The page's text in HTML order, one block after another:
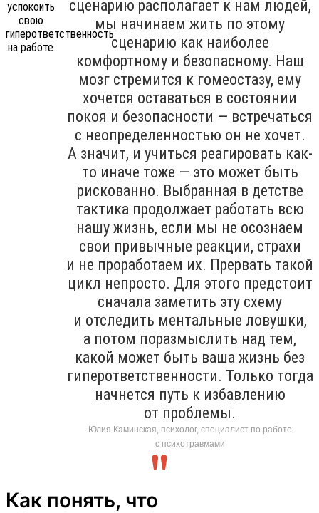
сценарию располагает к нам людей,
мы начинаем жить по этому
сценарию как наиболее
комфортному и безопасному. Наш
мозг стремится к гомеостазу, ему
хочется оставаться в состоянии
покоя и безопасности — встречаться
с неопределенностью он не хочет.
А значит, и учиться реагировать как-
то иначе тоже — это может быть
рискованно. Выбранная в детстве
тактика продолжает работать всю
нашу жизнь, если мы не осознаем
свои привычные реакции, страхи
и не проработаем их. Прервать такой
цикл непросто. Для этого предстоит
сначала заметить эту схему
и отследить ментальные ловушки,
а потом поразмыслить над тем,
какой может быть ваша жизнь без
гиперответственности. Только тогда
начнется путь к избавлению
от проблемы.
Юлия Каминская, психолог, специалист по работе
с психотравмами
Как понять, что